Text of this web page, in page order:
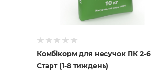
Комбікорм для несучок ПК 2-6
Старт (1-8 тиждень)